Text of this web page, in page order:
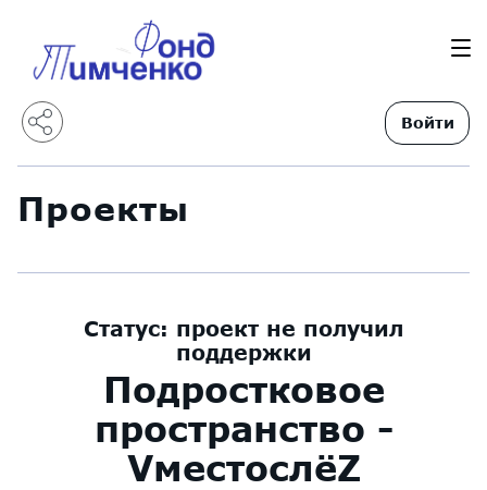
Войти
Проекты
Статус: проект не получил
поддержки
Подростковое
пространство -
VместослёZ